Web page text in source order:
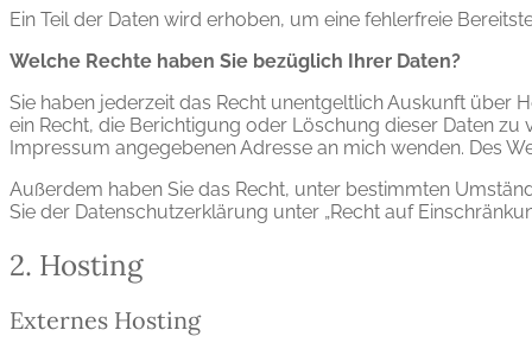
Ein Teil der Daten wird erhoben, um eine fehlerfreie
Welche Rechte haben Sie bezüglich Ihrer Daten?
Sie haben jederzeit das Recht unentgeltlich Auskunft über
ein Recht, die Berichtigung oder Löschung dieser Daten
Impressum angegebenen Adresse an mich wenden. Des
Außerdem haben Sie das Recht, unter bestimmten
Sie der Datenschutzerklärung unter „Recht auf
2. Hosting
Externes Hosting